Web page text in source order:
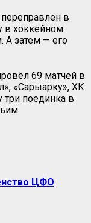
в
в хоккейном
А затем — его
69 матчей в
«Сарыарку», ХК
три поединка в
ЦФО